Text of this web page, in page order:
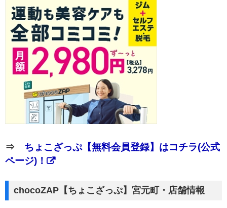
⇒ ちょこざっぷ【無料会員登録】はコチラ(公式
ページ)！
chocoZAP【ちょこざっぷ】宮元町・店舗情報